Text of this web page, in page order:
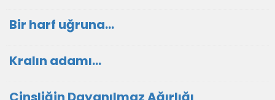
Bir harf uğruna...
Kralın adamı...